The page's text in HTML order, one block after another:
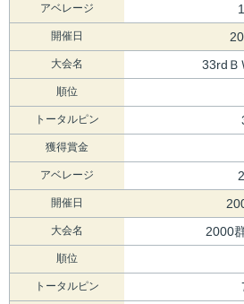
アベレージ
開催日
大会名 33rdＢ
順位
トータルピン
獲得賞金
アベレージ
開催日
大会名 2000
順位
トータルピン